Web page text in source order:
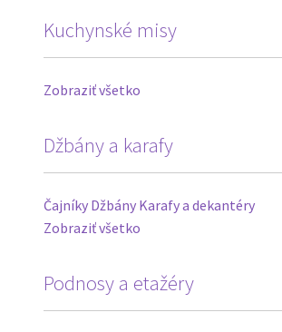
Kuchynské misy
Zobraziť všetko
Džbány a karafy
Čajníky Džbány Karafy a dekantéry
Zobraziť všetko
Podnosy a etažéry